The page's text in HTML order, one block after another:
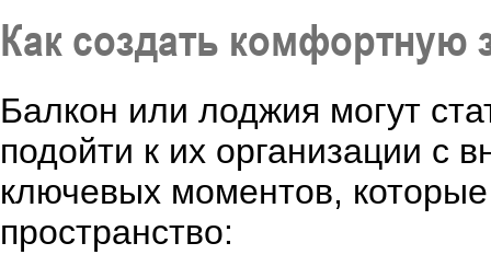
Как создать комфортную
Балкон или лоджия могут
подойти к их организации с
ключевых моментов,
пространство: